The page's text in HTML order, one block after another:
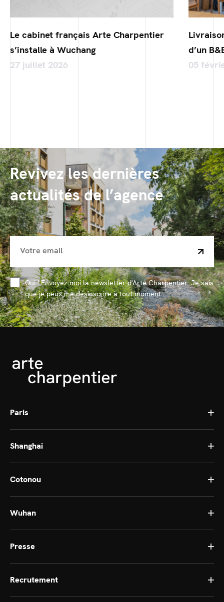
Le cabinet français Arte Charpentier
s’installe à Wuchang
27 juillet 2026
d’un
05
Revivez les dernières
actualités de l’agence
Oui ! Envoyez-moi la newsletter d'Arte Charpentier. Je sais
que je peux me désinscrire à tout moment.
Paris
Shanghai
Cotonou
Wuhan
Presse
Recrutement